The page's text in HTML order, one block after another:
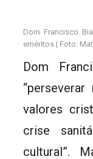
Dom Francisco
eméritos | Foto:
Dom
valores
crise
cultural”.